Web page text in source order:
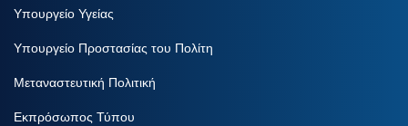
Υπουργείο Υγείας
Υπουργείο Προστασίας του Πολίτη
Μεταναστευτική Πολιτική
Εκπρόσωπος Τύπου